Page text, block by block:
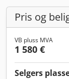
Pris og
VB pluss MVA
1 580 €
Selgers